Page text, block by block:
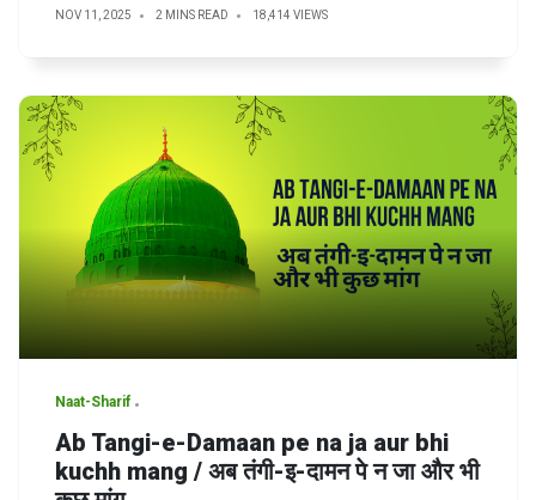
NOV 11, 2025 2 MINS READ 18,414 VIEWS
Naat-Sharif
Ab Tangi-e-Damaan pe na ja aur bhi
kuchh mang / अब तंगी-इ-दामन पे न जा और भी